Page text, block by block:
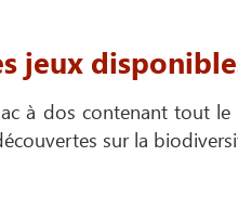
jeux
à dos contenant tout
sur la